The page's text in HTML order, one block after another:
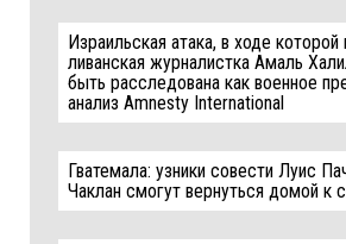
Израильская атака, в ходе которой
ливанская журналистка Амаль
быть расследована как военное
анализ Amnesty International
Гватемала: узники совести Луис
Чаклан смогут вернуться домой к